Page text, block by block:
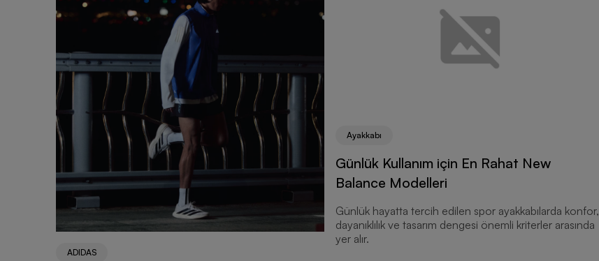
ADIDAS
Ayakkabı
Günlük Kullanım için En Rahat New
Balance Modelleri
Günlük hayatta tercih edilen spor ayakkabılarda konfor,
dayanıklılık ve tasarım dengesi önemli kriterler arasında
yer alır.